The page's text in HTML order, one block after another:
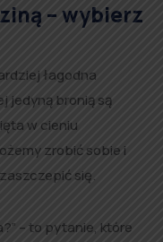
– wybierz
łagodna
jedyną bronią są
w cieniu
zrobić sobie i
się.
– to pytanie, które